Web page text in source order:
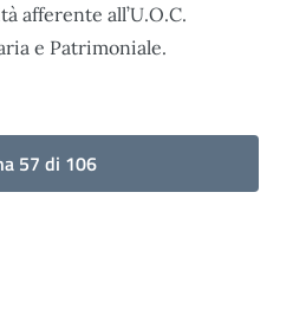
afferente all’U.O.C.
e Patrimoniale.
57 di 106